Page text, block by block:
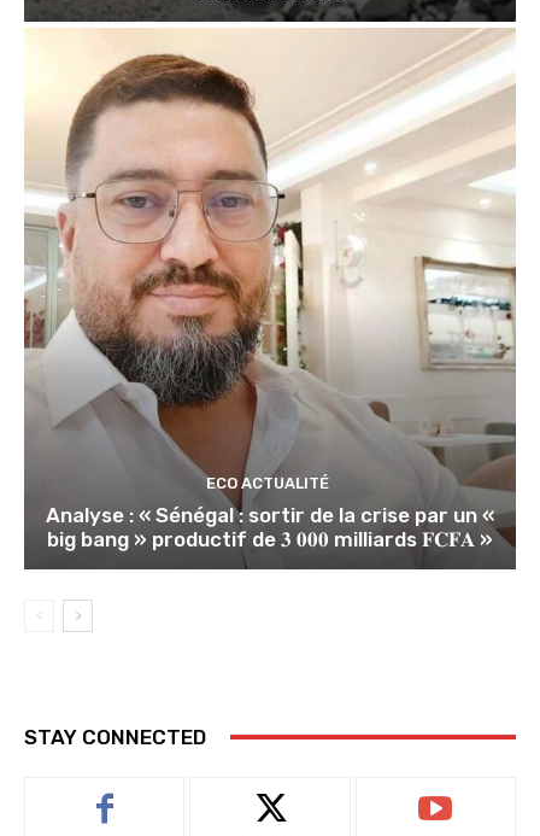
ECO ACTUALITÉ
Analyse : « Sénégal : sortir de la crise par un «
big bang » productif de 𝟑 𝟎𝟎𝟎 milliards 𝐅𝐂𝐅𝐀 »
STAY CONNECTED